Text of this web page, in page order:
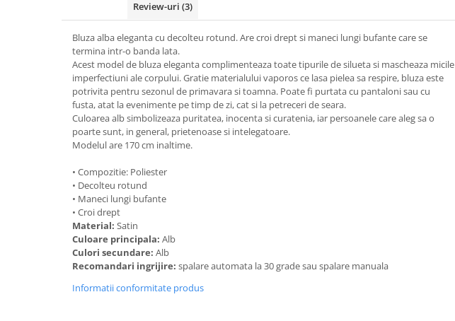
Review-uri (3)
Bluza alba eleganta cu decolteu rotund. Are croi drept si maneci lungi bufante care se
termina intr-o banda lata.
Acest model de bluza eleganta complimenteaza toate tipurile de silueta si mascheaza micile
imperfectiuni ale corpului. Gratie materialului vaporos ce lasa pielea sa respire, bluza este
potrivita pentru sezonul de primavara si toamna. Poate fi purtata cu pantaloni sau cu
fusta, atat la evenimente pe timp de zi, cat si la petreceri de seara.
Culoarea alb simbolizeaza puritatea, inocenta si curatenia, iar persoanele care aleg sa o
poarte sunt, in general, prietenoase si intelegatoare.
Modelul are 170 cm inaltime.
• Compozitie: Poliester
• Decolteu rotund
• Maneci lungi bufante
• Croi drept
Material: Satin
Culoare principala: Alb
Culori secundare: Alb
Recomandari ingrijire: spalare automata la 30 grade sau spalare manuala
Informatii conformitate produs